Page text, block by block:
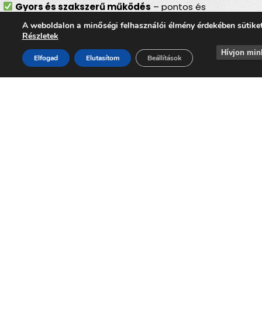
Gyors és szakszerű működés – pontos és
zökkenőmentes lebonyolítás
Lomtalanítás Bokod – ideális
választás minden helyzetben
A weboldalon a minőségi felhasználói élmény érdekében
Részletek
Elfogad Elutasítom Beállítások
Hívjon